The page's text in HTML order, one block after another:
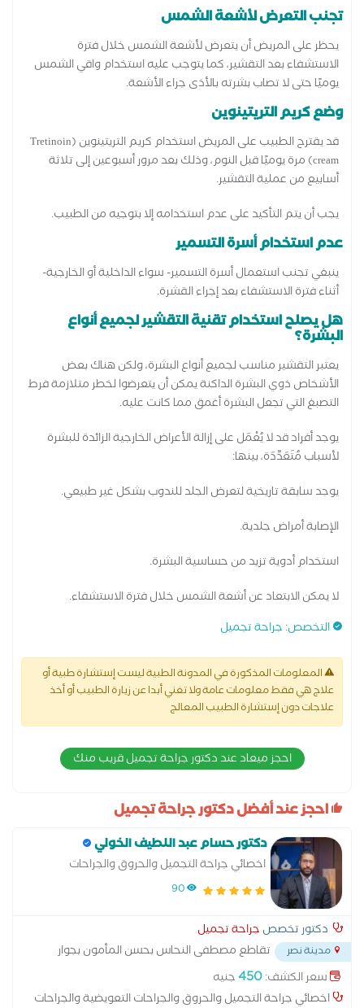
تجنب التعرض لأشعة الشمس
يحظر على المريض أن يتعرض لأشعة الشمس خلال فترة
الاستشفاء بعد التقشير، كما يتوجب عليه استخدام واقي الشمس
يوميًا حتى لا تصاب بشرته بالأذى جراء الأشعة.
وضع كريم التريتينوين
قد يقترح الطبيب على المريض استخدام كريم التريتينوين (Tretinoin
cream) مرة يوميًا قبل النوم، وذلك بعد مرور أسبوعين إلى تلاثة
أسابيع من عملية التقشير.
يجب أن يتم التأكيد على عدم استخدامه إلا بتوجيه من الطبيب.
عدم استخدام أسرة التسمير
ينبغي تجنب استعمال أسرة التسمير- سواء الداخلية أو الخارجية-
أثناء فترة الاستشفاء بعد إجراء القشرة.
هل يصلح استخدام تقنية التقشير لجميع أنواع
البشرة؟
يعتبر التقشير مناسب لجميع أنواع البشرة، ولكن هناك بعض
الأشخاص ذوي البشرة الداكنة يمكن أن يتعرضوا لخطر متلازمة فرط
التصبغ التي تجعل البشرة أغمق مما كانت عليه.
يوجد أفراد قد لا يُعْمَل على إزالة الأعراض الخارجية الزائدة للبشرة
لأسباب مُتَعَدِّدَة، بينها:
يوجد سابقة تاريخية لتعرض الجلد للندوب بشكل غير طبيعي.
الإصابة أمراض جلدية.
استخدام أدوية تزيد من حساسية البشرة.
لا يمكن الابتعاد عن أشعة الشمس خلال فترة الاستشفاء.
التخصص: جراحة تجميل
المعلومات المذكورة في المدونة الطبية ليست إستشارة طبية أو
علاج هي فقط معلومات عامة ولا تغني أبدا عن زيارة الطبيب أو أخذ
علاجات دون إستشارة الطبيب المعالج
احجز ميعاد عند دكتور جراحة تجميل قريب منك
احجز عند أفضل دكتور جراحة تجميل
دكتور حسام عبد اللطيف الخولي
اخصائي جراحة التجميل والحروق والجراحات
التعويضية والجراحات الميكروسكوبية
90
دكتور تخصص جراحة تجميل
مدينة نصر
تقاطع مصطفى النحاس بحسن المأمون بجوار
مدرسة المنهل الخاصة - مدينة نصر
سعر الكشف:450جنيه
اخصائي جراحة التجميل والحروق والجراحات التعويضية والجراحات